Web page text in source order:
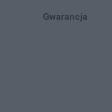
Gwarancja